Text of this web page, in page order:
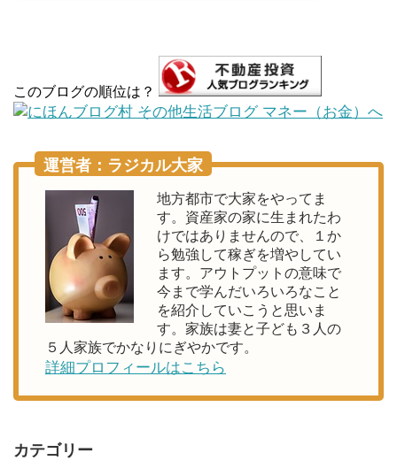
このブログの順位は？
運営者：ラジカル大家
地方都市で大家をやってま
す。資産家の家に生まれたわ
けではありませんので、１か
ら勉強して稼ぎを増やしてい
ます。アウトプットの意味で
今まで学んだいろいろなこと
を紹介していこうと思いま
す。家族は妻と子ども３人の
５人家族でかなりにぎやかです。
詳細プロフィールはこちら
カテゴリー